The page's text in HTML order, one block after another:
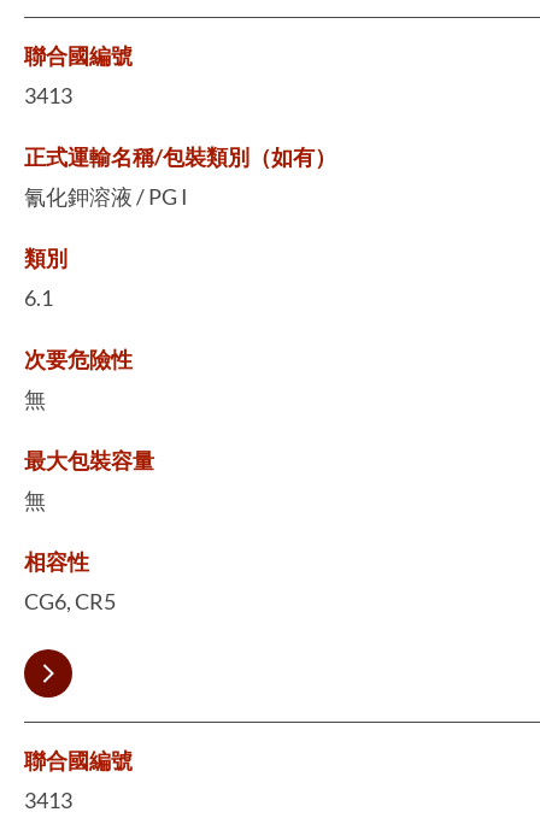
聯合國編號
3413
正式運輸名稱/包裝類別（如有）
氰化鉀溶液 / PG I
類別
6.1
次要危險性
無
最大包裝容量
無
相容性
CG6, CR5
聯合國編號
3413